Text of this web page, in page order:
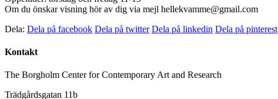
Om du önskar visning hör av dig via mejl hellekvamme@gmail.com
Dela: Dela på facebook Dela på twitter Dela på linkedin Dela på pinterest
Kontakt
The Borgholm Center for Contemporary Art and Research
Trädgårdsgatan 11b